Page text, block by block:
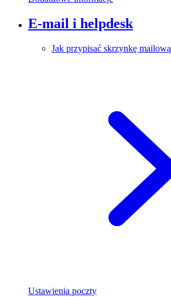
E-mail i helpdesk
Jak przypisać skrzynkę
Ustawienia poczty